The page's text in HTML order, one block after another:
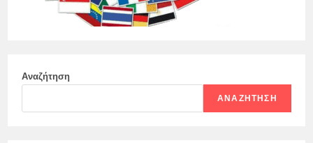
Αναζήτηση
ΑΝΑΖΉΤΗΣΗ